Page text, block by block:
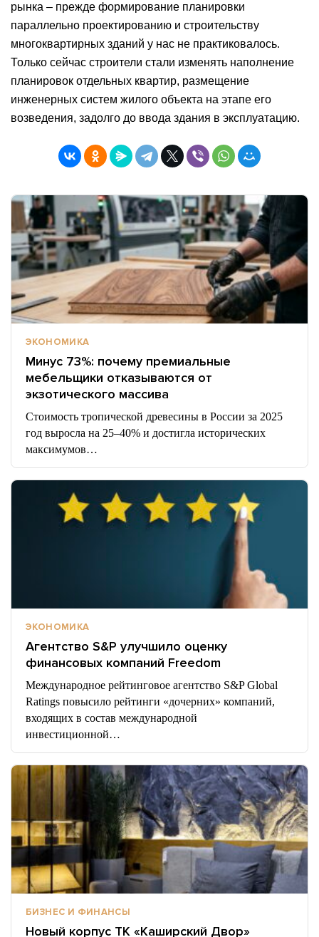
рынка – прежде формирование планировки
параллельно проектированию и строительству
многоквартирных зданий у нас не практиковалось.
Только сейчас строители стали изменять наполнение
планировок отдельных квартир, размещение
инженерных систем жилого объекта на этапе его
возведения, задолго до ввода здания в эксплуатацию.
ЭКОНОМИКА
Минус 73%: почему премиальные
мебельщики отказываются от
экзотического массива
Стоимость тропической древесины в России за 2025
год выросла на 25–40% и достигла исторических
максимумов…
ЭКОНОМИКА
Агентство S&P улучшило оценку
финансовых компаний Freedom
Международное рейтинговое агентство S&P Global
Ratings повысило рейтинги «дочерних» компаний,
входящих в состав международной
инвестиционной…
БИЗНЕС И ФИНАНСЫ
Новый корпус ТК «Каширский Двор»